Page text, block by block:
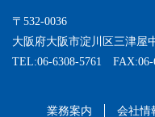
〒532-0036
大阪府大阪市淀川区三津屋
TEL:06-6308-5761 FAX:06-
業務案内 会社情